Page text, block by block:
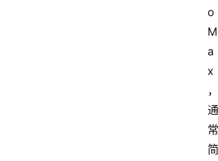
o
M
a
x
，
通
常
简